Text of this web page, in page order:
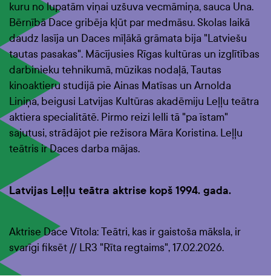
kuru no lupatām viņai uzšuva vecmāmiņa, sauca Una.
Bērnībā Dace gribēja kļūt par medmāsu. Skolas laikā
daudz lasīja un Daces mīļākā grāmata bija "Latviešu
tautas pasakas". Mācījusies Rīgas kultūras un izglītības
darbinieku tehnikumā, mūzikas nodaļā, Tautas
kinoaktieru studijā pie Ainas Matīsas un Arnolda
Liniņa, beigusi Latvijas Kultūras akadēmiju Leļļu teātra
aktiera specialitātē. Pirmo reizi lelli tā "pa īstam"
sajutusi, strādājot pie režisora Māra Koristina. Leļļu
teātris ir Daces darba mājas.
Latvijas Leļļu teātra aktrise kopš 1994. gada.
Aktrise Dace Vītola: Teātri, kas ir gaistoša māksla, ir
svarīgi fiksēt // LR3 "Rīta regtaims", 17.02.2026.